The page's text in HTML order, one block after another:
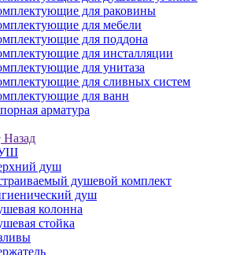
для раковины
для мебели
для поддона
для инсталляции
для унитаза
для сливных систем
для ванн
арматура
Назад
душ
душевой комплект
душ
колонна
стойка